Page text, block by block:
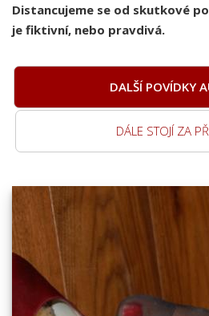
Distancujeme se od skutkové
je fiktivní, nebo pravdivá.
DALŠÍ POVÍDKY
DÁLE STOJÍ ZA